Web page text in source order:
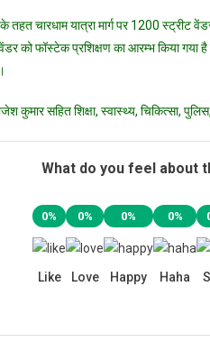
चारधाम यात्रा मार्ग पर 1200 स्ट्रीट
को फॉस्टेक प्रशिक्षण का आरम्भ किया गया है
सहित शिक्षा, स्वास्थ्य, चिकित्सा,
What do you feel about
0%
Like
0%
Love
0%
Happy
0%
Haha